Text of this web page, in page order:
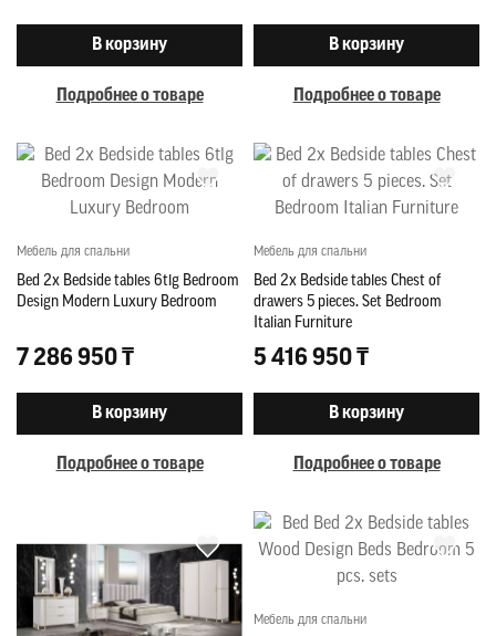
В корзину
Подробнее о товаре
В корзину
Подробнее о товаре
Мебель для спальни
Bed 2x Bedside tables 6tlg Bedroom
Design Modern Luxury Bedroom
7 286 950 ₸
В корзину
Подробнее о товаре
Мебель для спальни
Bed 2x Bedside tables Chest of
drawers 5 pieces. Set Bedroom
Italian Furniture
5 416 950 ₸
В корзину
Подробнее о товаре
Мебель для спальни